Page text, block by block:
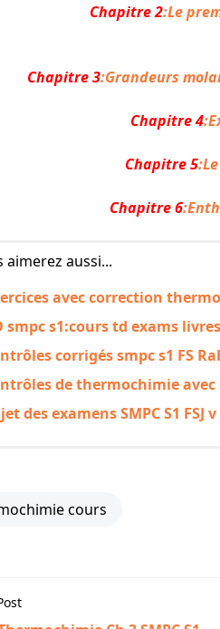
Chapitre 2:Le
Chapitre 3:Grandeurs
Chapitre 4:
Chapitre 5:
Chapitre 6:
aimerez aussi...
avec correction
smpc s1:cours td exams livres
corrigés smpc s1 FS
de thermochimie avec
des examens SMPC S1 FSJ v
cours